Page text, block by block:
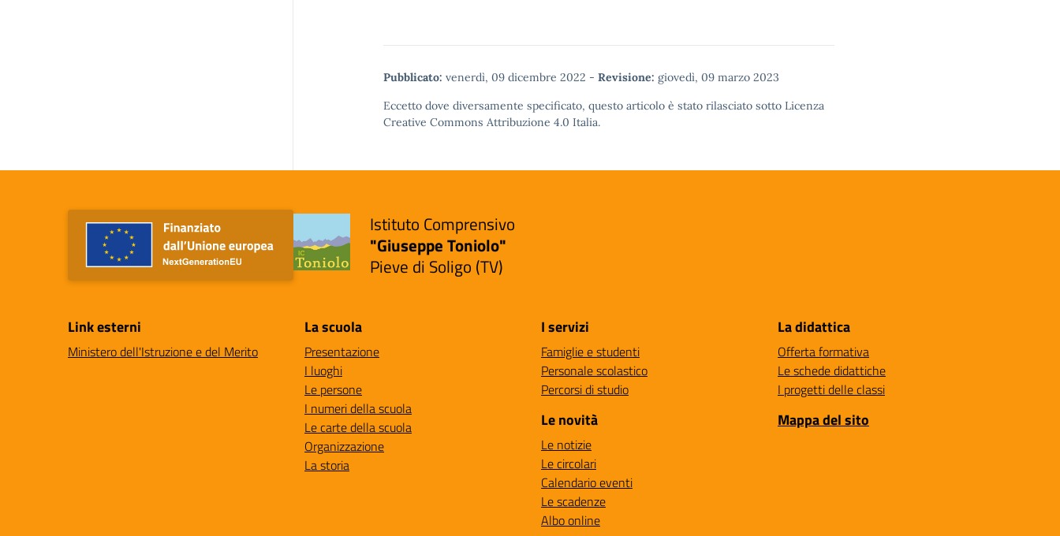
Pubblicato: venerdì, 09 dicembre 2022 - Revisione: giovedì, 09 marzo 2023
Eccetto dove diversamente specificato, questo articolo è stato rilasciato sotto Licenza
Creative Commons Attribuzione 4.0 Italia.
Istituto Comprensivo
"Giuseppe Toniolo"
Pieve di Soligo (TV)
Link esterni
Ministero dell'Istruzione e del Merito
La scuola
Presentazione
I luoghi
Le persone
I numeri della scuola
Le carte della scuola
Organizzazione
La storia
I servizi
Famiglie e studenti
Personale scolastico
Percorsi di studio
Le novità
Le notizie
Le circolari
Calendario eventi
Le scadenze
Albo online
La didattica
Offerta formativa
Le schede didattiche
I progetti delle classi
Mappa del sito